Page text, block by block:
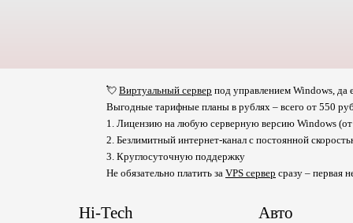
💘 Виртуальный сервер под управлением Windows, да
Выгодные тарифные планы в рублях – всего от 550
1. Лицензию на любую серверную версию Windows
2. Безлимитный интернет-канал с постоянной
3. Круглосуточную поддержку
Не обязательно платить за VPS сервер сразу – первая
Hi-Tech
Авто